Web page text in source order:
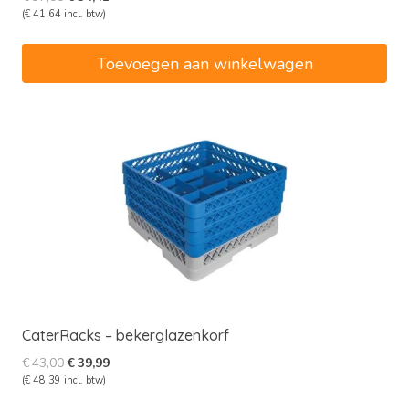
prijs
(€ 41,64 incl. btw)
Toevoegen aan winkelwagen
CaterRacks – bekerglazenkorf
€43,00Oorspronkelijke
prijs
€39,99Huidige
(€ 48,39 incl. btw)